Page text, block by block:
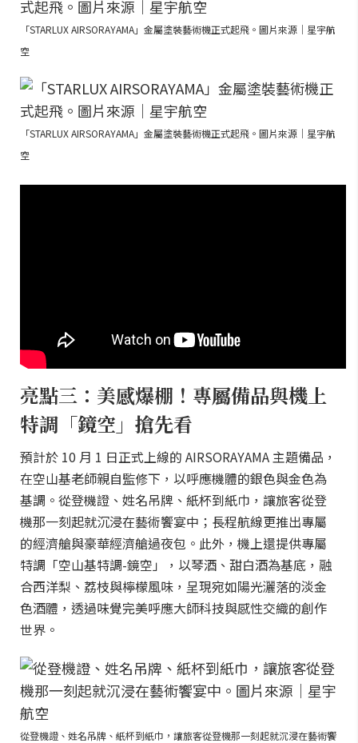
「STARLUX AIRSORAYAMA」金屬塗裝藝術機正式起飛。圖片來源｜星宇航
空
「STARLUX AIRSORAYAMA」金屬塗裝藝術機正式起飛。圖片來源｜星宇航
空
亮點三：美感爆棚！專屬備品與機上
特調「鏡空」搶先看
預計於 10 月 1 日正式上線的 AIRSORAYAMA 主題備品，
在空山基老師親自監修下，以呼應機體的銀色與金色為
基調。從登機證、姓名吊牌、紙杯到紙巾，讓旅客從登
機那一刻起就沉浸在藝術饗宴中；長程航線更推出專屬
的經濟艙與豪華經濟艙過夜包。此外，機上還提供專屬
特調「空山基特調-鏡空」，以琴酒、甜白酒為基底，融
合西洋梨、荔枝與檸檬風味，呈現宛如陽光灑落的淡金
色酒體，透過味覺完美呼應大師科技與感性交織的創作
世界。
從登機證、姓名吊牌、紙杯到紙巾，讓旅客從登機那一刻起就沉浸在藝術饗